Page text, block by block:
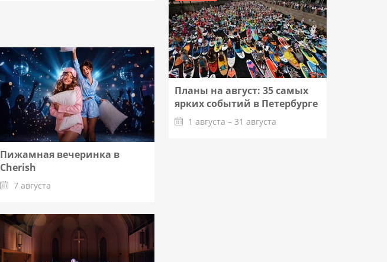
Пижамная вечеринка в
Cherish
7 августа
Подробнее
Планы на август: 35 самых
ярких событий в Петербурге
1 августа – 31 августа